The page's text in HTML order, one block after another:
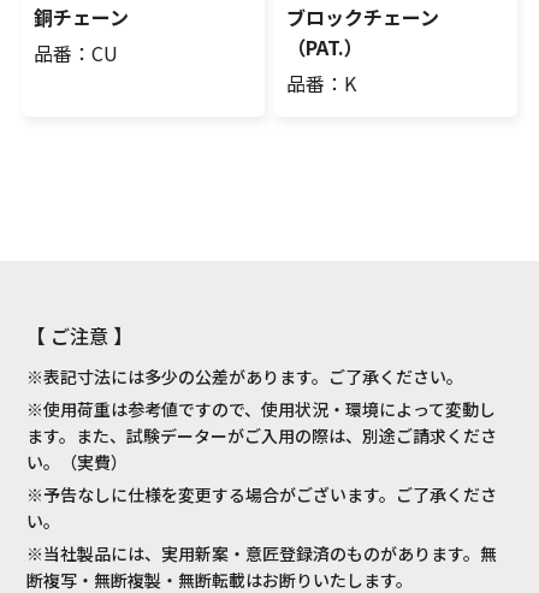
銅チェーン
品番：CU
ブロックチェーン
（PAT.）
品番：K
【 ご注意 】
※表記寸法には多少の公差があります。ご了承ください。
※使用荷重は参考値ですので、使用状況・環境によって変動し
ます。また、試験データーがご入用の際は、別途ご請求くださ
い。（実費）
※予告なしに仕様を変更する場合がございます。ご了承くださ
い。
※当社製品には、実用新案・意匠登録済のものがあります。無
断複写・無断複製・無断転載はお断りいたします。